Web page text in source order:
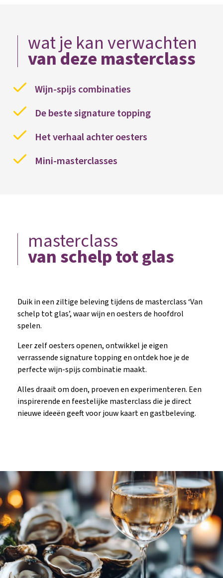
wat je kan verwachten
van deze masterclass
Wijn-spijs combinaties
De beste signature topping
Het verhaal achter oesters
Mini-masterclasses
masterclass
van schelp tot glas
Duik in een ziltige beleving tijdens de masterclass ‘Van
schelp tot glas’, waar wijn en oesters de hoofdrol
spelen.
Leer zelf oesters openen, ontwikkel je eigen
verrassende signature topping en ontdek hoe je de
perfecte wijn-spijs combinatie maakt.
Alles draait om doen, proeven en experimenteren. Een
inspirerende en feestelijke masterclass die je direct
nieuwe ideeën geeft voor jouw kaart en gastbeleving.